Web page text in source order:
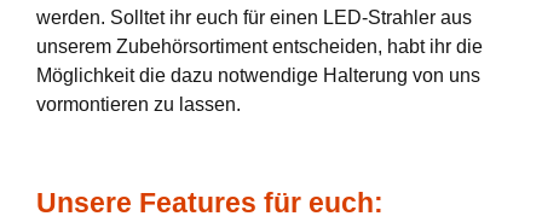
werden. Solltet ihr euch für einen LED-Strahler aus
unserem Zubehörsortiment entscheiden, habt ihr die
Möglichkeit die dazu notwendige Halterung von uns
vormontieren zu lassen.
Unsere Features für euch: